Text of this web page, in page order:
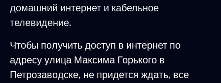
домашний интернет и кабельное
телевидение.
Чтобы получить доступ в интернет по
адресу улица Максима Горького в
Петрозаводске, не придется ждать, все